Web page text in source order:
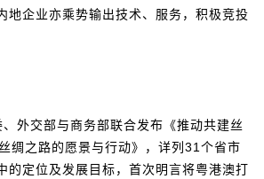
地企业亦乘势输出技术、服务，积极竞投
交部与商务部联合发布《推动共建丝
绸之路的愿景与行动》，详列31个省市
的定位及发展目标，首次明言将粤港澳打